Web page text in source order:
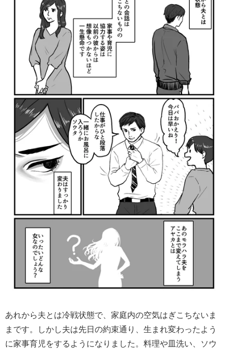
あれから夫とは冷戦状態で、家庭内の空気はぎこちないま
まです。しかし夫は先日の約束通り、生まれ変わったよう
に家事育児をするようになりました。料理や皿洗い、ソウ